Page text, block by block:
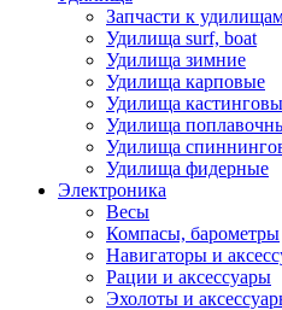
Запчасти к
Удилища surf, boat
Удилища зимние
Удилища карповые
Удилища
Удилища
Удилища
Удилища фидерные
Электроника
Весы
Компасы, барометры
Навигаторы и
Рации и аксессуары
Эхолоты и